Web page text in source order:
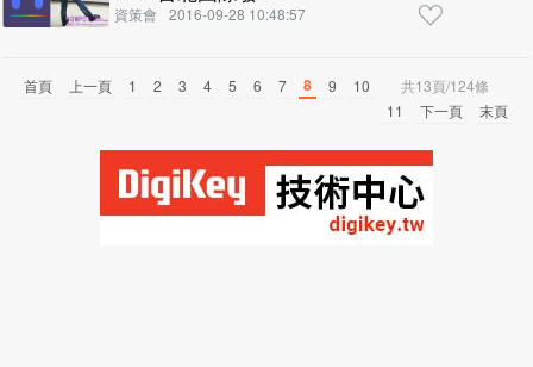
資策會 2016-09-28 10:48:57
共13頁/124條
首頁 上一頁 1 2 3 4 5 6 7 8 9
10
11
下一頁 末頁